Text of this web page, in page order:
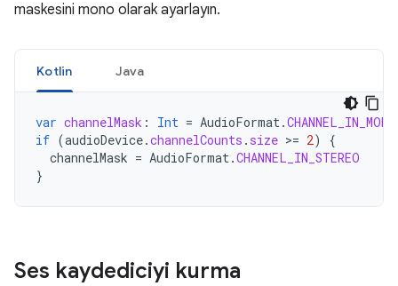
maskesini mono olarak ayarlayın.
Kotlin Java
var channelMask : Int = AudioFormat.CHANNEL_IN_MONO
if (audioDevice.channelCounts . size >= 2)
{
channelMask = AudioFormat.CHANNEL_IN_STEREO
}
Ses kaydediciyi kurma